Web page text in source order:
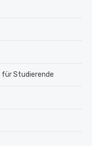
Studierende